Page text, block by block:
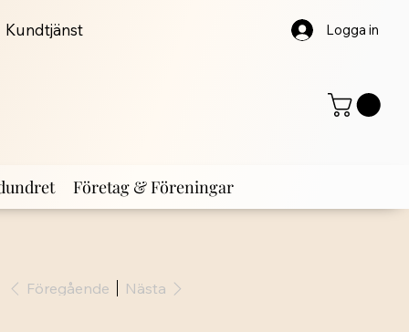
Kundtjänst Logga in
Företag & Föreningar
Föregående Nästa